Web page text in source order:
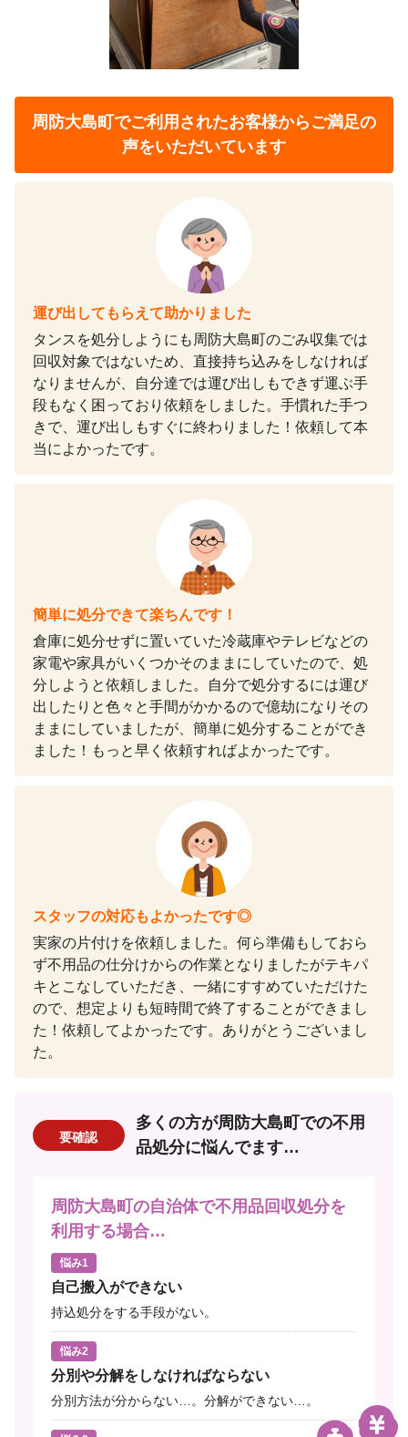
周防大島町でご利用されたお客様から ご満足の
声をいただいています
運び出してもらえて助かりました
タンスを処分しようにも周防大島町のごみ収集では
回収対象ではないため、直接持ち込みをしなければ
なりませんが、自分達では運び出しもできず運ぶ手
段もなく困っており依頼をしました。手慣れた手つ
きで、運び出しもすぐに終わりました！依頼して本
当によかったです。
簡単に処分できて楽ちんです！
倉庫に処分せずに置いていた冷蔵庫やテレビなどの
家電や家具がいくつかそのままにしていたので、処
分しようと依頼しました。自分で処分するには運び
出したりと色々と手間がかかるので億劫になりその
ままにしていましたが、簡単に処分することができ
ました！もっと早く依頼すればよかったです。
スタッフの対応もよかったです◎
実家の片付けを依頼しました。何ら準備もしておら
ず不用品の仕分けからの作業となりましたがテキパ
キとこなしていただき、一緒にすすめていただけた
ので、想定よりも短時間で終了することができまし
た！依頼してよかったです。ありがとうございまし
た。
要確認
多くの方が周防大島町での不用
品処分に悩んでます…
周防大島町の自治体で不用品回収処分を
利用する場合…
悩み1
自己搬入ができない
持込処分をする手段がない。
悩み2
分別や分解をしなければならない
分別方法が分からない…。分解ができない…。